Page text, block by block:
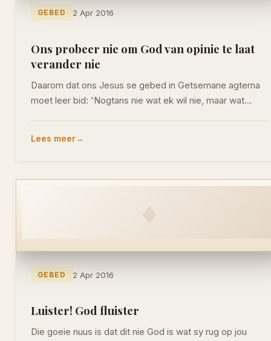
GEBED 2 Apr 2016
Ons probeer nie om God van opinie te laat
verander nie
Daarom dat ons Jesus se gebed in Getsemane agterna
moet leer bid: 'Nogtans nie wat ek wil nie, maar wat…
Lees meer
♦
GEBED 2 Apr 2016
Luister! God fluister
Die goeie nuus is dat dit nie God is wat sy rug op jou